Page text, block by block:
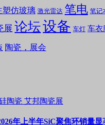
塑仿玻璃 激光雷达 笔电 笔记
展 论坛设备 车灯 车衣
陶瓷，展会
陶瓷 艾邦陶瓷展
年上半年SiC聚焦环销量显